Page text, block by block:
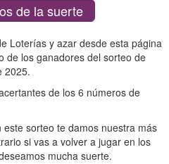
de la suerte
Loterías y azar desde esta página
de los ganadores del sorteo de
2025.
de los 6 números de
sorteo te damos nuestra más
si vas a volver a jugar en los
mucha suerte.